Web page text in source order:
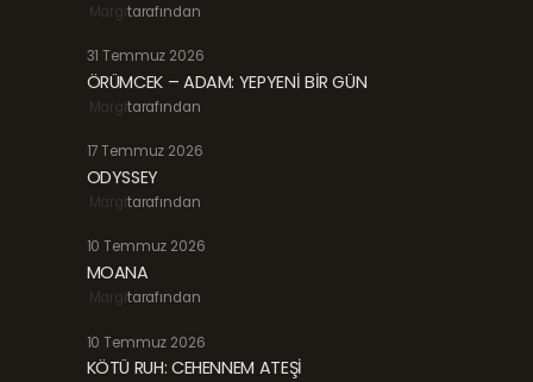
Margitarafından
31 Temmuz 2026
ÖRÜMCEK – ADAM: YEPYENİ BİR GÜN
Margitarafından
17 Temmuz 2026
ODYSSEY
Margitarafından
10 Temmuz 2026
MOANA
Margitarafından
10 Temmuz 2026
KÖTÜ RUH: CEHENNEM ATEŞİ